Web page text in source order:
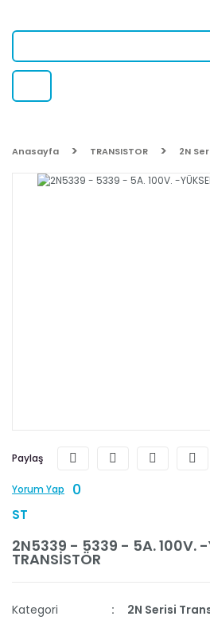
Anasayfa TRANSISTOR 2N
Paylaş
Yorum Yap 0
ST
2N5339 - 5339 - 5A. 100V. -
TRANSİSTÖR
Kategori
2N Serisi